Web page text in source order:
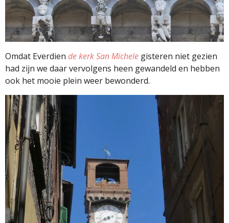
Omdat Everdien de kerk San Michele gisteren niet gezien
had zijn we daar vervolgens heen gewandeld en hebben
ook het mooie plein weer bewonderd.